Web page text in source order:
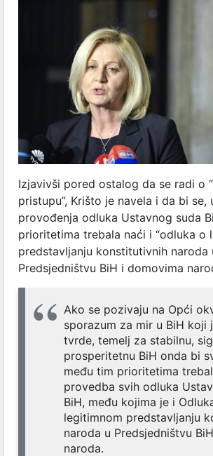
Izjavivši pored ostalog da se radi o
pristupu”, Krišto je navela i da bi se,
provođenja odluka Ustavnog suda
prioritetima trebala naći i “odluka o
predstavljanju konstitutivnih naroda
Predsjedništvu BiH i domovima
Ako se pozivaju na Opći
sporazum za mir u BiH koji
tvrde, temelj za stabilnu,
prosperitetnu BiH onda bi
među tim prioritetima
provedba svih odluka
BiH, među kojima je i
legitimnom predstavljanju
naroda u Predsjedništvu
naroda.